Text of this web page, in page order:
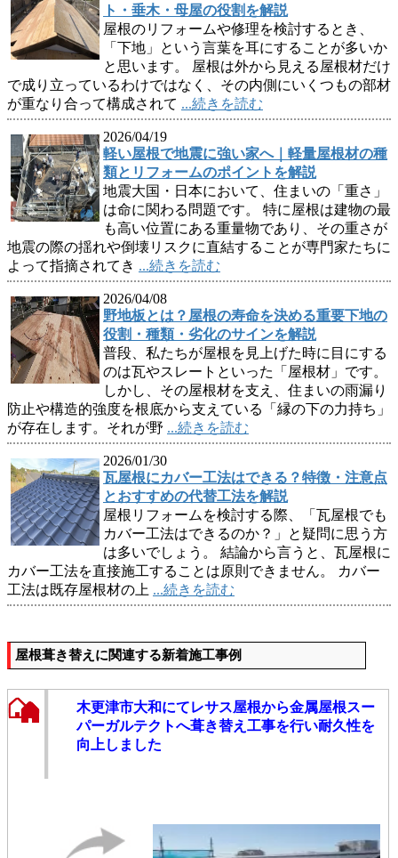
ト・垂木・母屋の役割を解説
屋根のリフォームや修理を検討するとき、
「下地」という言葉を耳にすることが多いか
と思います。 屋根は外から見える屋根材だけ
で成り立っているわけではなく、その内側にいくつもの部材
が重なり合って構成されて ...続きを読む
2026/04/19
軽い屋根で地震に強い家へ｜軽量屋根材の種
類とリフォームのポイントを解説
地震大国・日本において、住まいの「重さ」
は命に関わる問題です。 特に屋根は建物の最
も高い位置にある重量物であり、その重さが
地震の際の揺れや倒壊リスクに直結することが専門家たちに
よって指摘されてき ...続きを読む
2026/04/08
野地板とは？屋根の寿命を決める重要下地の
役割・種類・劣化のサインを解説
普段、私たちが屋根を見上げた時に目にする
のは瓦やスレートといった「屋根材」です。
しかし、その屋根材を支え、住まいの雨漏り
防止や構造的強度を根底から支えている「縁の下の力持ち」
が存在します。それが野 ...続きを読む
2026/01/30
瓦屋根にカバー工法はできる？特徴・注意点
とおすすめの代替工法を解説
屋根リフォームを検討する際、「瓦屋根でも
カバー工法はできるのか？」と疑問に思う方
は多いでしょう。 結論から言うと、瓦屋根に
カバー工法を直接施工することは原則できません。 カバー
工法は既存屋根材の上 ...続きを読む
屋根葺き替えに関連する新着施工事例
木更津市大和にてレサス屋根から金属屋根スー
パーガルテクトへ葺き替え工事を行い耐久性を
向上しました